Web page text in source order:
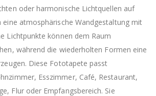
oder harmonische Lichtquellen auf
eine atmosphärische Wandgestaltung mit
Lichtpunkte können dem Raum
während die wiederholten Formen eine
Diese Fototapete passt
Esszimmer, Café, Restaurant,
Flur oder Empfangsbereich. Sie